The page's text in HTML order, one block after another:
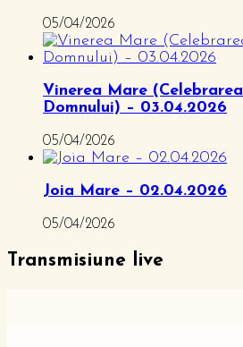
05/04/2026
Vinerea Mare
Domnului) – 03.04.2026
05/04/2026
Joia Mare – 02.04.2026
05/04/2026
Transmisiune live